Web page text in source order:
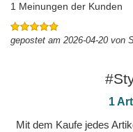
1 Meinungen der Kunden
gepostet am 2026-04-20 von
1
Mit dem Kaufe jedes